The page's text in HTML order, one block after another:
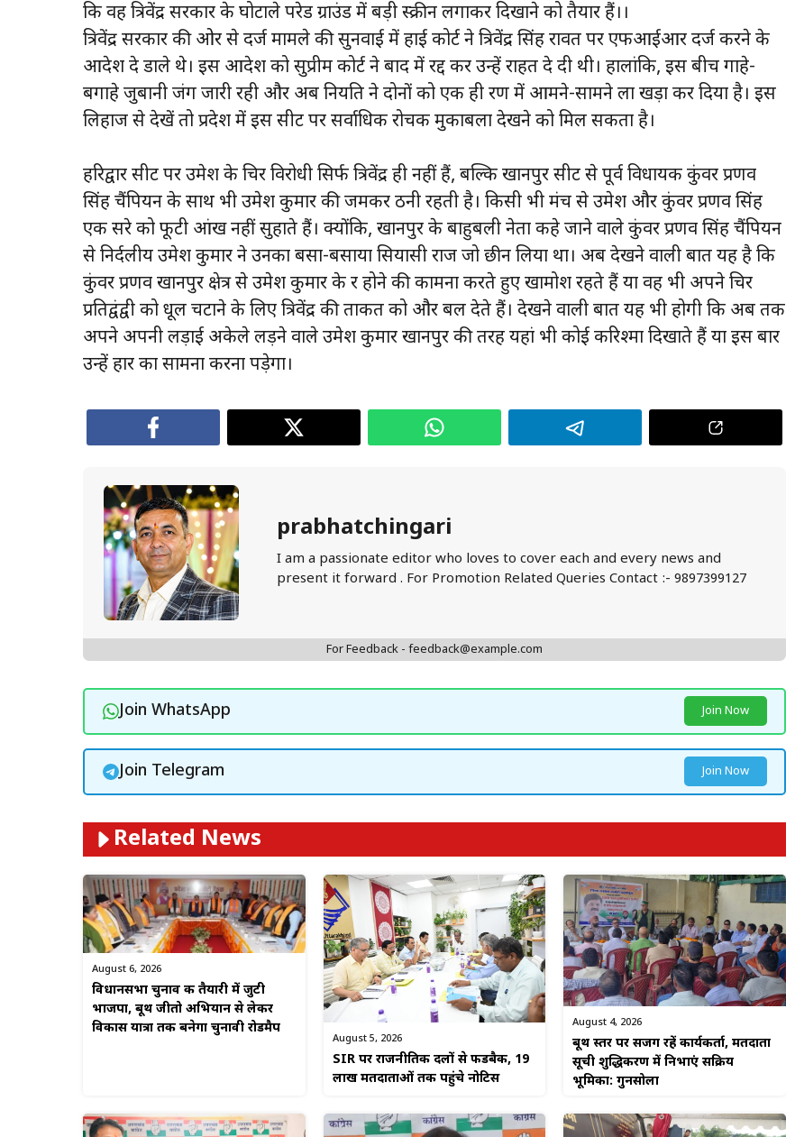
कि वह त्रिवेंद्र सरकार के घोटाले परेड ग्राउंड में बड़ी स्क्रीन लगाकर दिखाने को तैयार हैं।।
त्रिवेंद्र सरकार की ओर से दर्ज मामले की सुनवाई में हाई कोर्ट ने त्रिवेंद्र सिंह रावत पर एफआईआर दर्ज करने के
आदेश दे डाले थे। इस आदेश को सुप्रीम कोर्ट ने बाद में रद्द कर उन्हें राहत दे दी थी। हालांकि, इस बीच गाहे-
बगाहे जुबानी जंग जारी रही और अब नियति ने दोनों को एक ही रण में आमने-सामने ला खड़ा कर दिया है। इस
लिहाज से देखें तो प्रदेश में इस सीट पर सर्वाधिक रोचक मुकाबला देखने को मिल सकता है।
हरिद्वार सीट पर उमेश के चिर विरोधी सिर्फ त्रिवेंद्र ही नहीं हैं, बल्कि खानपुर सीट से पूर्व विधायक कुंवर प्रणव
सिंह चैंपियन के साथ भी उमेश कुमार की जमकर ठनी रहती है। किसी भी मंच से उमेश और कुंवर प्रणव सिंह
एक दूसरे को फूटी आंख नहीं सुहाते हैं। क्योंकि, खानपुर के बाहुबली नेता कहे जाने वाले कुंवर प्रणव सिंह चैंपियन
से निर्दलीय उमेश कुमार ने उनका बसा-बसाया सियासी राज जो छीन लिया था। अब देखने वाली बात यह है कि
कुंवर प्रणव खानपुर क्षेत्र से उमेश कुमार के दूर होने की कामना करते हुए खामोश रहते हैं या वह भी अपने चिर
प्रतिद्वंद्वी को धूल चटाने के लिए त्रिवेंद्र की ताकत को और बल देते हैं। देखने वाली बात यह भी होगी कि अब तक
अपने अपनी लड़ाई अकेले लड़ने वाले उमेश कुमार खानपुर की तरह यहां भी कोई करिश्मा दिखाते हैं या इस बार
उन्हें हार का सामना करना पड़ेगा।
prabhatchingari
I am a passionate editor who loves to cover each and every news and
present it forward . For Promotion Related Queries Contact :- 9897399127
For Feedback - feedback@example.com
Join WhatsApp Join Now
Join Telegram Join Now
Related News
August 6, 2026
विधानसभा चुनाव की तैयारी में जुटी
भाजपा, बूथ जीतो अभियान से लेकर
विकास यात्रा तक बनेगा चुनावी रोडमैप
August 5, 2026
SIR पर राजनीतिक दलों से फीडबैक, 19
लाख मतदाताओं तक पहुंचे नोटिस
August 4, 2026
बूथ स्तर पर सजग रहें कार्यकर्ता, मतदाता
सूची शुद्धिकरण में निभाएं सक्रिय
भूमिका: गुनसोला